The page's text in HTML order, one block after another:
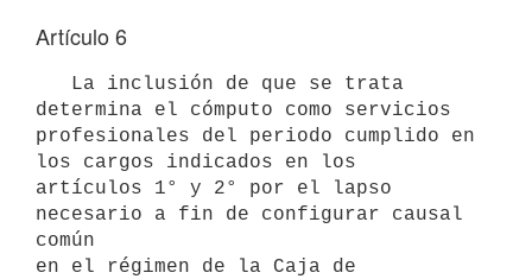
Artículo 6
determina el cómputo como servicios
profesionales del periodo cumplido en
los cargos indicados en los
artículos 1° y 2° por el lapso
necesario a fin de configurar causal
común
en el régimen de la Caja de